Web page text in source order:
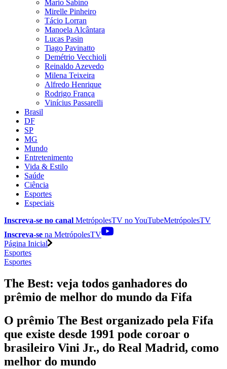
Mario Sabino
Mirelle Pinheiro
Tácio Lorran
Manoela Alcântara
Lucas Pasin
Tiago Pavinatto
Demétrio Vecchioli
Reinaldo Azevedo
Milena Teixeira
Alfredo Henrique
Rodrigo França
Vinícius Passarelli
Brasil
DF
SP
MG
Mundo
Entretenimento
Vida & Estilo
Saúde
Ciência
Esportes
Especiais
Inscreva-se no canal MetrópolesTV noYouTubeMetrópolesTV
Inscreva-se na MetrópolesTV
Página Inicial
Esportes
Esportes
The Best: veja todos ganhadores do
prêmio de melhor do mundo da Fifa
O prêmio The Best organizado pela Fifa
que existe desde 1991 pode coroar o
brasileiro Vini Jr., do Real Madrid, como
melhor do mundo